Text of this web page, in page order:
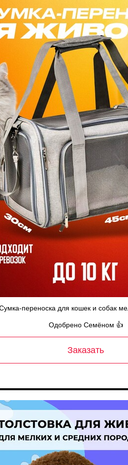
переноска для кошек и собак
Одобрено Семёном 👍
Заказать